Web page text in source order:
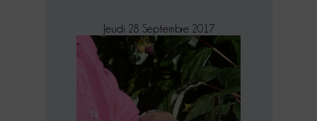
Jeudi 28 Septembre 2017